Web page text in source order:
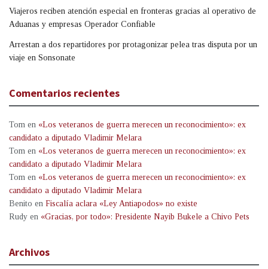
Viajeros reciben atención especial en fronteras gracias al operativo de
Aduanas y empresas Operador Confiable
Arrestan a dos repartidores por protagonizar pelea tras disputa por un
viaje en Sonsonate
Comentarios recientes
Tom en «Los veteranos de guerra merecen un reconocimiento»: ex
candidato a diputado Vladimir Melara
Tom en «Los veteranos de guerra merecen un reconocimiento»: ex
candidato a diputado Vladimir Melara
Tom en «Los veteranos de guerra merecen un reconocimiento»: ex
candidato a diputado Vladimir Melara
Benito en Fiscalía aclara «Ley Antiapodos» no existe
Rudy en «Gracias, por todo»: Presidente Nayib Bukele a Chivo Pets
Archivos